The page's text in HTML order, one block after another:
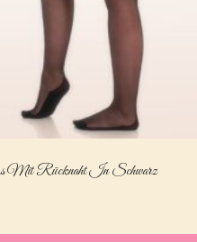
Mit Rücknaht In Schwarz